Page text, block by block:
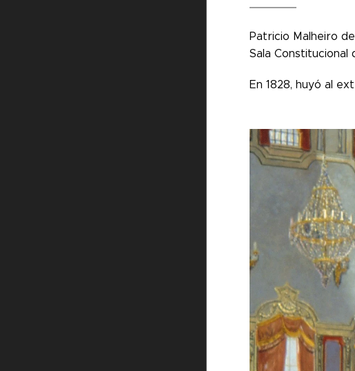
Patricio Malheiro
Sala Constitucional
En 1828, huyó al